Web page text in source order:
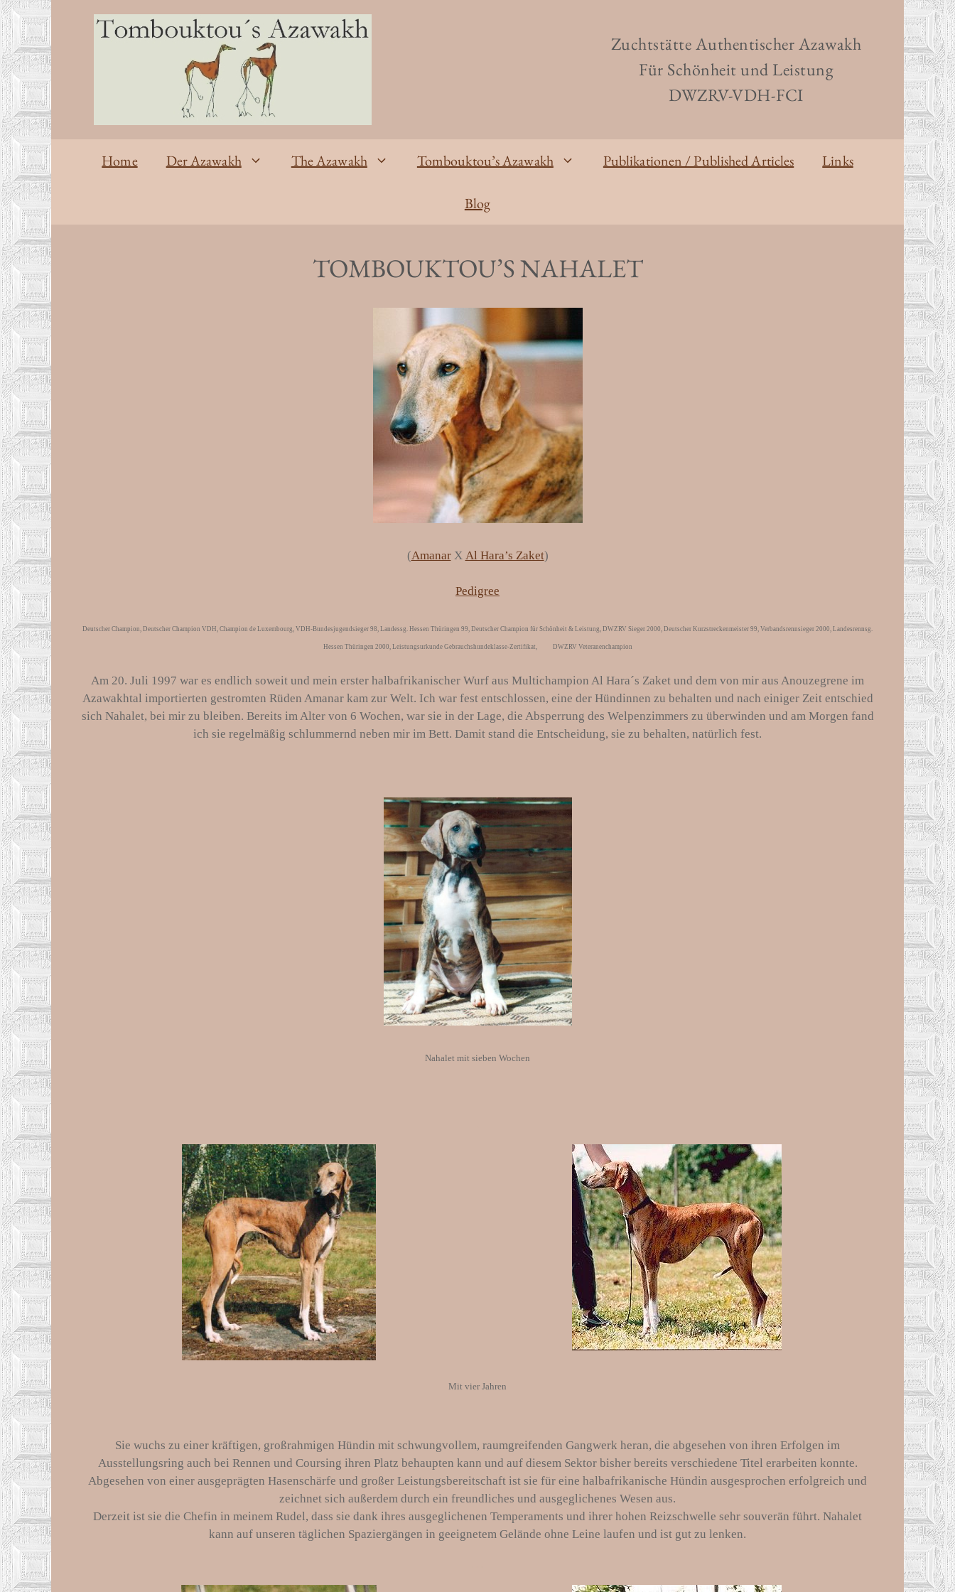
Zum
Inhalt
springen
Zuchtstätte Authentischer Azawakh
Für Schönheit und Leistung
DWZRV-VDH-FCI
Home Der Azawakh The Azawakh Tombouktou’s Azawakh Publikationen / Published Articles Links
Blog
TOMBOUKTOU’S NAHALET
(AmanarX Al Hara’s Zaket)
Pedigree
Deutscher Champion, Deutscher Champion VDH, Champion de Luxembourg, VDH-Bundesjugendsieger 98, Landessg. Hessen Thüringen 99, Deutscher Champion für Schönheit & Leistung, DWZRV Sieger 2000, Deutscher Kurzstreckenmeister 99, Verbandsrennsieger 2000, Landesrennsg.
Hessen Thüringen 2000, Leistungsurkunde Gebrauchshundeklasse-Zertifikat, DWZRV Veteranenchampion
Am 20. Juli 1997 war es endlich soweit und mein erster halbafrikanischer Wurf aus Multichampion Al Hara´s Zaket und dem von mir aus Anouzegrene im
Azawakhtal importierten gestromten Rüden Amanar kam zur Welt. Ich war fest entschlossen, eine der Hündinnen zu behalten und nach einiger Zeit entschied
sich Nahalet, bei mir zu bleiben. Bereits im Alter von 6 Wochen, war sie in der Lage, die Absperrung des Welpenzimmers zu überwinden und am Morgen fand
ich sie regelmäßig schlummernd neben mir im Bett. Damit stand die Entscheidung, sie zu behalten, natürlich fest.
Nahalet mit sieben Wochen
Mit vier Jahren
Sie wuchs zu einer kräftigen, großrahmigen Hündin mit schwungvollem, raumgreifenden Gangwerk heran, die abgesehen von ihren Erfolgen im
Ausstellungsring auch bei Rennen und Coursing ihren Platz behaupten kann und auf diesem Sektor bisher bereits verschiedene Titel erarbeiten konnte.
Abgesehen von einer ausgeprägten Hasenschärfe und großer Leistungsbereitschaft ist sie für eine halbafrikanische Hündin ausgesprochen erfolgreich und
zeichnet sich außerdem durch ein freundliches und ausgeglichenes Wesen aus.
Derzeit ist sie die Chefin in meinem Rudel, dass sie dank ihres ausgeglichenen Temperaments und ihrer hohen Reizschwelle sehr souverän führt. Nahalet
kann auf unseren täglichen Spaziergängen in geeignetem Gelände ohne Leine laufen und ist gut zu lenken.